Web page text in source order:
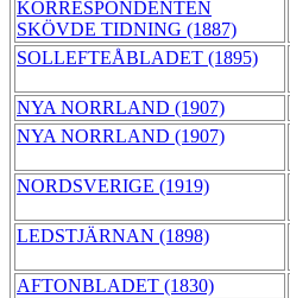
KORRESPONDENTEN
SKÖVDE TIDNING (1887)
SOLLEFTEÅBLADET (1895)
NYA NORRLAND (1907)
NYA NORRLAND (1907)
NORDSVERIGE (1919)
LEDSTJÄRNAN (1898)
AFTONBLADET (1830)